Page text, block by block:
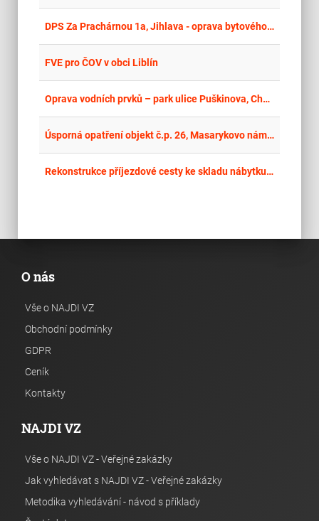
DPS Za Prachárnou 1a, Jihlava - oprava bytového jádra v bytové jednotce č. 81
FVE pro ČOV v obci Liblín
Oprava vodních prvků – park ulice Puškinova, Chomutov - Design & Build
Úsporná opatření objekt č.p. 26, Masarykovo náměstí, Ostrava
Rekonstrukce příjezdové cesty ke skladu nábytku včetně prací spojených se zabezpečením a modernizací bezpečnostního systému
O nás
Vše o NAJDI VZ
Obchodní podmínky
GDPR
Ceník
Kontakty
NAJDI VZ
Vše o NAJDI VZ - Veřejné zakázky
Jak vyhledávat s NAJDI VZ - Veřejné zakázky
Metodika vyhledávání - návod s příklady